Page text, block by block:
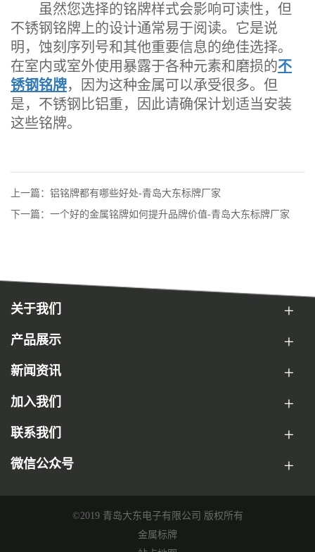
虽然您选择的铭牌样式会影响可读性，但
不锈钢铭牌上的设计通常易于阅读。它是说
明，蚀刻序列号和其他重要信息的绝佳选择。
在室内或室外使用暴露于各种元素和磨损的不
锈钢铭牌，因为这种金属可以承受很多。但
是，不锈钢比铝重，因此请确保计划适当安装
这些铭牌。
上一篇：铝铭牌都有哪些好处-青岛大东标牌厂家
下一篇：一个好的金属铭牌如何提升品牌价值-青岛大东标牌厂家
关于我们
产品展示
新闻资讯
加入我们
联系我们
微信公众号
©2019 青岛大东电子有限公司 版权所有
金属标牌